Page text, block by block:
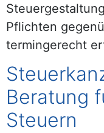
Pflichten
termingerecht
Beratung
Steuern